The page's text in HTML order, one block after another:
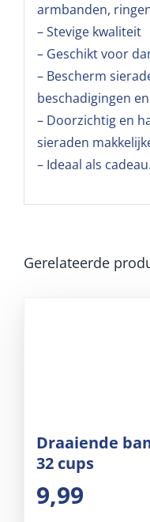
armbanden,
– Stevige kwaliteit
– Geschikt voor
– Bescherm
beschadigingen
– Doorzichtig en
sieraden
– Ideaal als cadeau.
Gerelateerde
Draaiende
32 cups
9,99